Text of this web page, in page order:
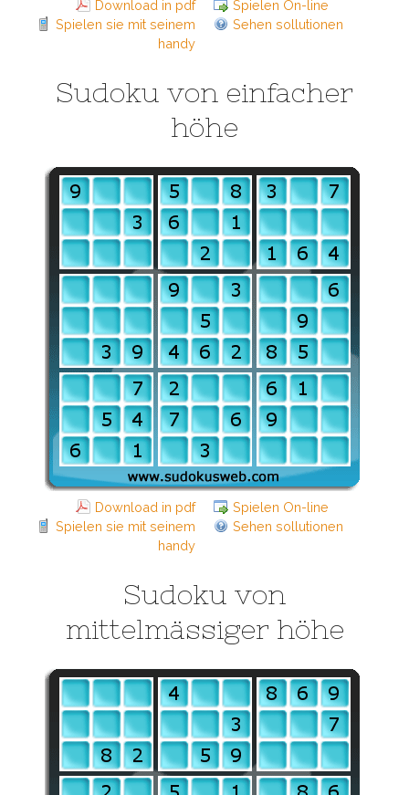
Download in pdf
Spielen On-line
Spielen sie mit seinem
handy
Sehen sollutionen
Sudoku von einfacher
höhe
Download in pdf
Spielen On-line
Spielen sie mit seinem
handy
Sehen sollutionen
Sudoku von
mittelmässiger höhe